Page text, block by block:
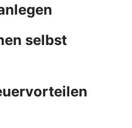
selbst